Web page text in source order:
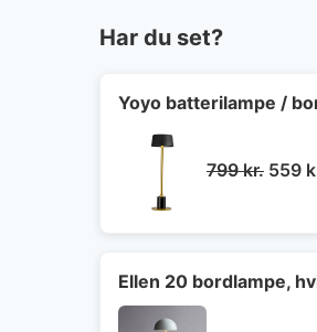
Har du set?
Yoyo batterilampe /
799kr. Den
799
559
Ellen 20 bordlampe,